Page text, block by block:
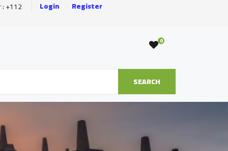
: +112 Login Register
0
SEARCH